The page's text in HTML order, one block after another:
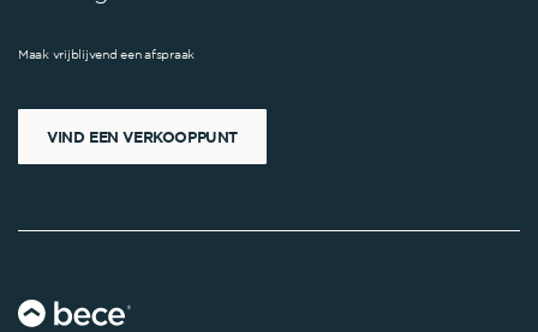
Maak vrijblijvend een afspraak
VIND EEN VERKOOPPUNT